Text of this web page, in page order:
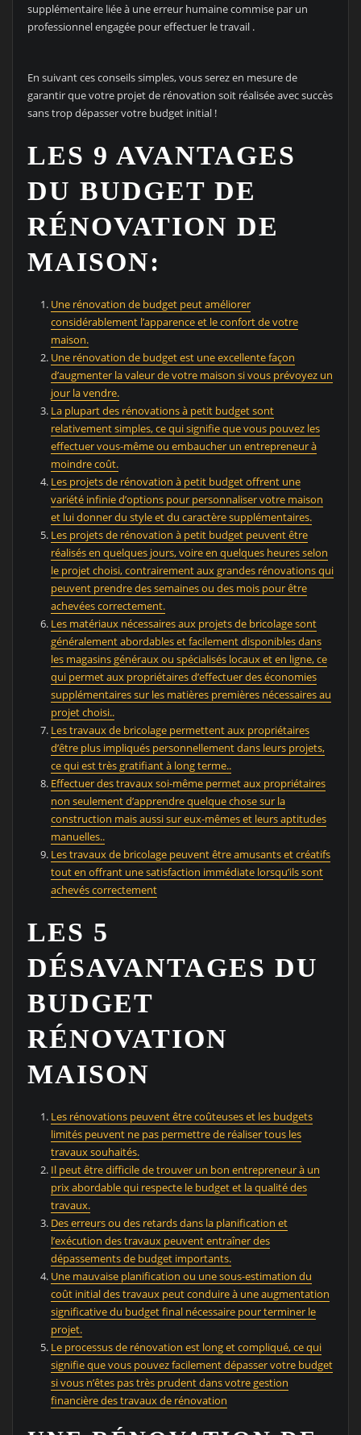
supplémentaire liée à une erreur humaine commise par un
professionnel engagée pour effectuer le travail .
En suivant ces conseils simples, vous serez en mesure de
garantir que votre projet de rénovation soit réalisée avec succès
sans trop dépasser votre budget initial !
LES 9 AVANTAGES
DU BUDGET DE
RÉNOVATION DE
MAISON:
Une rénovation de budget peut améliorer
considérablement l’apparence et le confort de votre
maison.
Une rénovation de budget est une excellente façon
d’augmenter la valeur de votre maison si vous prévoyez un
jour la vendre.
La plupart des rénovations à petit budget sont
relativement simples, ce qui signifie que vous pouvez les
effectuer vous-même ou embaucher un entrepreneur à
moindre coût.
Les projets de rénovation à petit budget offrent une
variété infinie d’options pour personnaliser votre maison
et lui donner du style et du caractère supplémentaires.
Les projets de rénovation à petit budget peuvent être
réalisés en quelques jours, voire en quelques heures selon
le projet choisi, contrairement aux grandes rénovations qui
peuvent prendre des semaines ou des mois pour être
achevées correctement.
Les matériaux nécessaires aux projets de bricolage sont
généralement abordables et facilement disponibles dans
les magasins généraux ou spécialisés locaux et en ligne, ce
qui permet aux propriétaires d’effectuer des économies
supplémentaires sur les matières premières nécessaires au
projet choisi..
Les travaux de bricolage permettent aux propriétaires
d’être plus impliqués personnellement dans leurs projets,
ce qui est très gratifiant à long terme..
Effectuer des travaux soi-même permet aux propriétaires
non seulement d’apprendre quelque chose sur la
construction mais aussi sur eux-mêmes et leurs aptitudes
manuelles..
Les travaux de bricolage peuvent être amusants et créatifs
tout en offrant une satisfaction immédiate lorsqu’ils sont
achevés correctement
LES 5
DÉSAVANTAGES DU
BUDGET
RÉNOVATION
MAISON
Les rénovations peuvent être coûteuses et les budgets
limités peuvent ne pas permettre de réaliser tous les
travaux souhaités.
Il peut être difficile de trouver un bon entrepreneur à un
prix abordable qui respecte le budget et la qualité des
travaux.
Des erreurs ou des retards dans la planification et
l’exécution des travaux peuvent entraîner des
dépassements de budget importants.
Une mauvaise planification ou une sous-estimation du
coût initial des travaux peut conduire à une augmentation
significative du budget final nécessaire pour terminer le
projet.
Le processus de rénovation est long et compliqué, ce qui
signifie que vous pouvez facilement dépasser votre budget
si vous n’êtes pas très prudent dans votre gestion
financière des travaux de rénovation